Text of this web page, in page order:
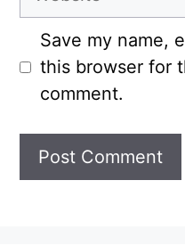
Save my name,
this browser for
comment.